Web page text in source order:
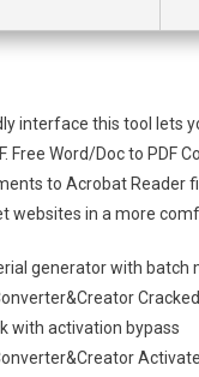
interface this tool lets
Free Word/Doc to
to Acrobat Reader
websites in a more
generator with batch
with activation bypass